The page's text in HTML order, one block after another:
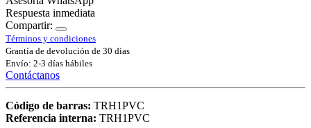
Respuesta inmediata
Compartir:
Términos y condiciones
Grantía de devolución de 30 días
Envío: 2-3 días hábiles
Contáctanos
Código de barras: TRH1PVC
Referencia interna: TRH1PVC